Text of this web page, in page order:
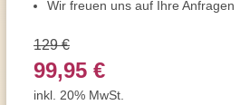
Wir freuen uns auf Ihre Anfragen
129 €
99,95 €
inkl. 20% MwSt.